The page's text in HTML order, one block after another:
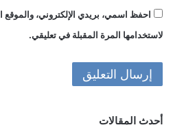
احفظ اسمي، بريدي الإلكتروني، والموقع
لاستخدامها المرة المقبلة في تعليقي.
أحدث المقالات